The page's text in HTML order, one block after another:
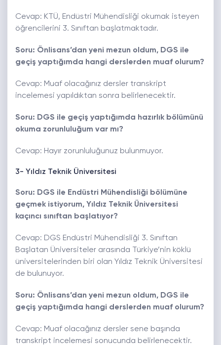
Cevap: KTÜ, Endüstri Mühendisliği okumak isteyen
öğrencilerini 3. Sınıftan başlatmaktadır.
Soru: Önlisans’dan yeni mezun oldum, DGS ile
geçiş yaptığımda hangi derslerden muaf olurum?
Cevap: Muaf olacağınız dersler transkript
incelemesi yapıldıktan sonra belirlenecektir.
Soru: DGS ile geçiş yaptığımda hazırlık bölümünü
okuma zorunluluğum var mı?
Cevap: Hayır zorunluluğunuz bulunmuyor.
3- Yıldız Teknik Üniversitesi
Soru: DGS ile Endüstri Mühendisliği bölümüne
geçmek istiyorum, Yıldız Teknik Üniversitesi
kaçıncı sınıftan başlatıyor?
Cevap: DGS Endüstri Mühendisliği 3. Sınıftan
Başlatan Üniversiteler arasında Türkiye’nin köklü
üniversitelerinden biri olan Yıldız Teknik Üniversitesi
de bulunuyor.
Soru: Önlisans’dan yeni mezun oldum, DGS ile
geçiş yaptığımda hangi derslerden muaf olurum?
Cevap: Muaf olacağınız dersler sene başında
transkript incelemesi sonucunda belirlenecektir.